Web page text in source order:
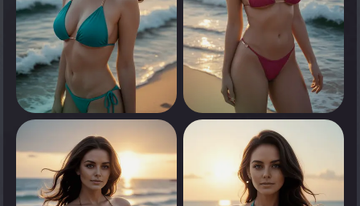
0
انقر لرؤية انقر لرؤية